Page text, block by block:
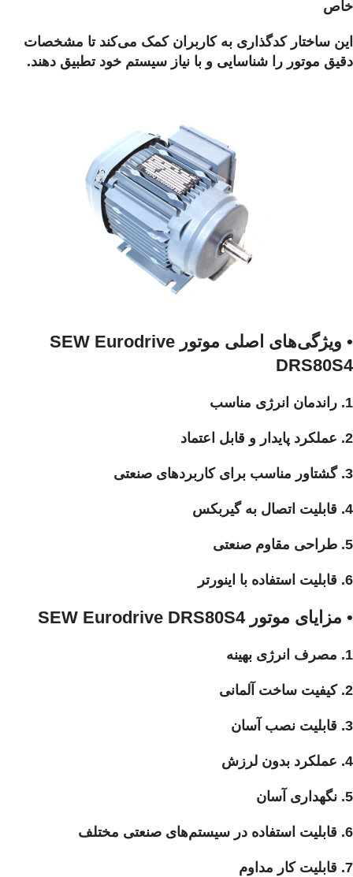
خاص
این ساختار کدگذاری به کاربران کمک می‌کند تا مشخصات
دقیق موتور را شناسایی و با نیاز سیستم خود تطبیق دهند.
• ویژگی‌های اصلی موتور SEW Eurodrive
DRS80S4
1. راندمان انرژی مناسب
2. عملکرد پایدار و قابل اعتماد
3. گشتاور مناسب برای کاربردهای صنعتی
4. قابلیت اتصال به گیربکس
5. طراحی مقاوم صنعتی
6. قابلیت استفاده با اینورتر
• مزایای موتور SEW Eurodrive DRS80S4
1. مصرف انرژی بهینه
2. کیفیت ساخت آلمانی
3. قابلیت نصب آسان
4. عملکرد بدون لرزش
5. نگهداری آسان
6. قابلیت استفاده در سیستم‌های صنعتی مختلف
7. قابلیت کار مداوم